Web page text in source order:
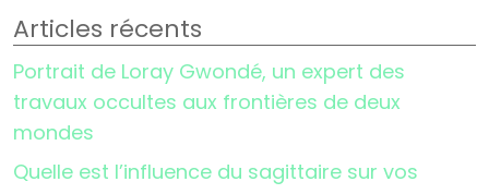
Articles récents
Portrait de Loray Gwondé, un expert des
travaux occultes aux frontières de deux
mondes
Quelle est l’influence du sagittaire sur vos